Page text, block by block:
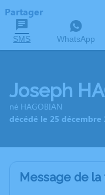
Partager
SMS WhatsApp
Joseph
né HAGOBIAN
décédé le 25 décembre
Message de